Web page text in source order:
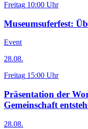
Freitag 10:00 Uhr
Museumsuferfest:
Event
28.08.
Freitag 15:00 Uhr
Präsentation der
Gemeinschaft
28.08.